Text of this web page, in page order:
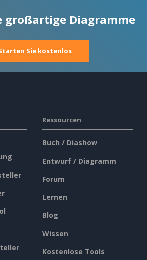
großartige Diagramme
Sie kostenlos
Ressourcen
Buch / Diashow
Entwurf / Diagramm
Forum
Lernen
Blog
Wissen
Kostenlose Tools